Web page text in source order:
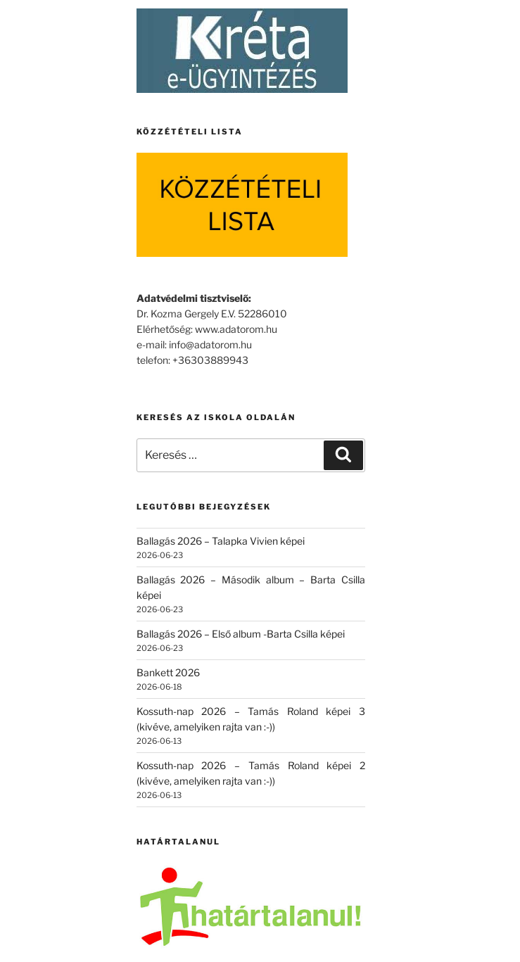
KÖZZÉTÉTELI LISTA
Adatvédelmi tisztviselő:
Dr. Kozma Gergely E.V. 52286010
Elérhetőség: www.adatorom.hu
e-mail: info@adatorom.hu
telefon: +36303889943
KERESÉS AZ ISKOLA OLDALÁN
következő
LEGUTÓBBI BEJEGYZÉSEK
Ballagás 2026 – Talapka Vivien képei
2026-06-23
Ballagás 2026 – Második album – Barta Csilla
képei
2026-06-23
Ballagás 2026 – Első album -Barta Csilla képei
2026-06-23
Bankett 2026
2026-06-18
Kossuth-nap 2026 – Tamás Roland képei 3
(kivéve, amelyiken rajta van :-))
2026-06-13
Kossuth-nap 2026 – Tamás Roland képei 2
(kivéve, amelyiken rajta van :-))
2026-06-13
HATÁRTALANUL